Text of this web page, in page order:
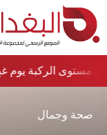
مستوى الركبة يوم غدٍ
صحة وجمال